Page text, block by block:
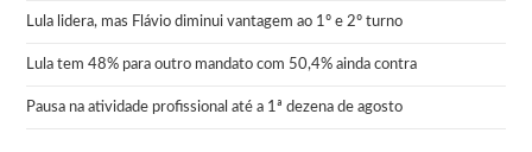
Lula lidera, mas Flávio diminui vantagem ao 1º e 2º turno
Lula tem 48% para outro mandato com 50,4% ainda contra
Pausa na atividade profissional até a 1ª dezena de agosto